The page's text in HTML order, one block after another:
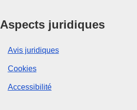
Aspects juridiques
Avis juridiques
Cookies
Accessibilité